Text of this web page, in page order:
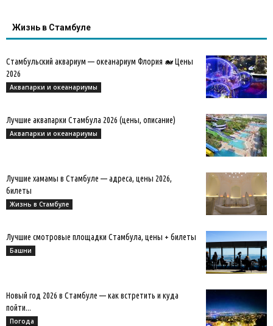
Жизнь в Стамбуле
Стамбульский аквариум — океанариум Флория 🐋 Цены
2026
Аквапарки и океанариумы
Лучшие аквапарки Стамбула 2026 (цены, описание)
Аквапарки и океанариумы
Лучшие хамамы в Стамбуле — адреса, цены 2026,
билеты
Жизнь в Стамбуле
Лучшие смотровые площадки Стамбула, цены + билеты
Башни
Новый год 2026 в Стамбуле — как встретить и куда
пойти...
Погода